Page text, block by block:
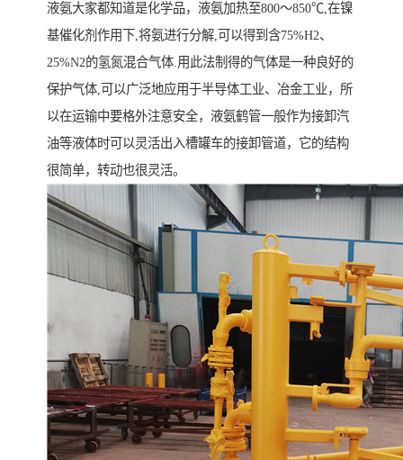
液氨大家都知道是化学品，液氨加热至800～850℃,在镍
基催化剂作用下,将氨进行分解,可以得到含75%H2、
25%N2的氢氮混合气体.用此法制得的气体是一种良好的
保护气体,可以广泛地应用于半导体工业、冶金工业，所
以在运输中要格外注意安全，液氨鹤管一般作为接卸汽
油等液体时可以灵活出入槽罐车的接卸管道，它的结构
很简单，转动也很灵活。